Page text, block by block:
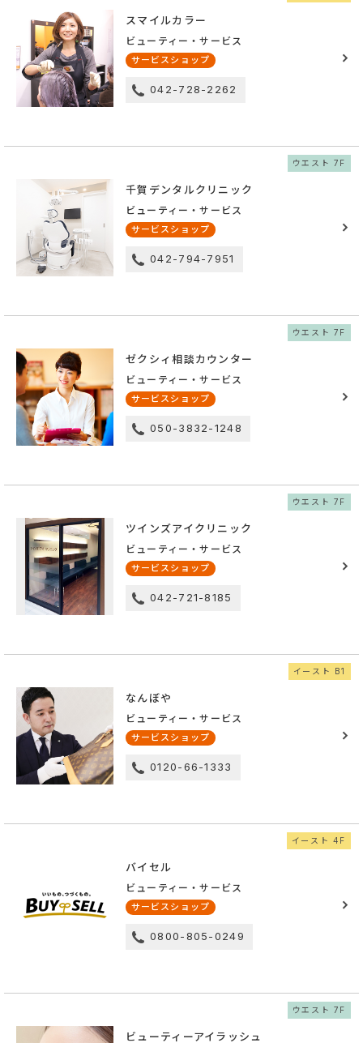
スマイルカラー
ビューティー・サービス
サービスショップ
042-728-2262
千賀デンタルクリニック
ビューティー・サービス
サービスショップ
ウエスト 7F
042-794-7951
ゼクシィ相談カウンター
ビューティー・サービス
サービスショップ
ウエスト 7F
050-3832-1248
ツインズアイクリニック
ビューティー・サービス
サービスショップ
ウエスト 7F
042-721-8185
なんぼや
ビューティー・サービス
サービスショップ
イースト B1
0120-66-1333
バイセル
ビューティー・サービス
サービスショップ
イースト 4F
0800-805-0249
ビューティーアイラッシュ
ウエスト 7F